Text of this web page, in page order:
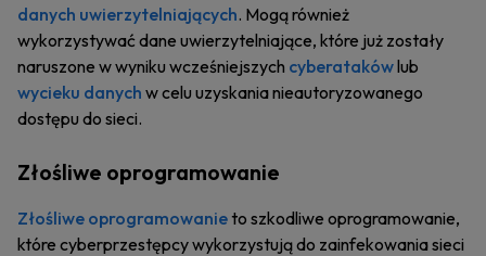
danych uwierzytelniających. Mogą również
wykorzystywać dane uwierzytelniające, które już zostały
naruszone w wyniku wcześniejszych cyberatakówlub
wycieku danych w celu uzyskania nieautoryzowanego
dostępu do sieci.
Złośliwe oprogramowanie
Złośliwe oprogramowanieto szkodliwe oprogramowanie,
które cyberprzestępcy wykorzystują do zainfekowania sieci